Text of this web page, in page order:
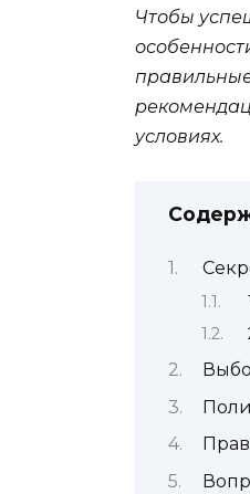
Чтобы
условиях.